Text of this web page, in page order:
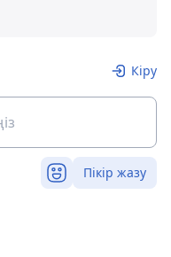
Кіру
Пікір жазу